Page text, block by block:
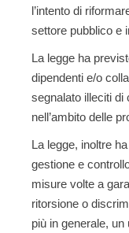
l’intento di
settore pubblico e
La legge ha
dipendenti e/o
segnalato illeciti
nell’ambito delle
La legge, inoltre
gestione e
misure volte a
ritorsione o
più in generale,